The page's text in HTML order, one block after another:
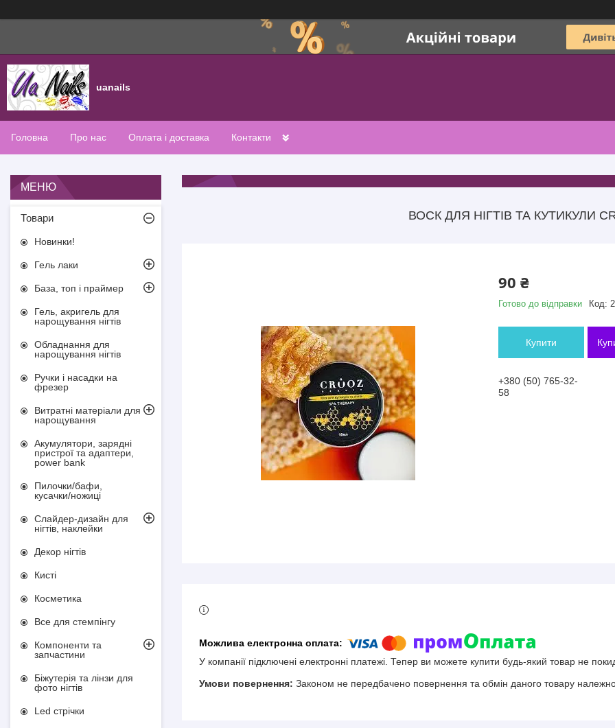
uanails
Головна Про нас Оплата і доставка Контакти
ВОСК ДЛЯ НІГТІВ ТА КУТИКУЛИ
90 ₴
Готово до відправки Код:
Купити
+380 (50) 765-32-
58
У компанії підключені електронні платежі. Тепер ви можете купити будь-який товар не
Законом не передбачено повернення та обмін даного товару
Товари
Новинки!
Гель лаки
База, топ і праймер
Гель, акригель для
нарощування нігтів
Обладнання для
нарощування нігтів
Ручки і насадки на
фрезер
Витратні матеріали для
нарощування
Акумулятори, зарядні
пристрої та адаптери,
power bank
Пилочки/бафи,
кусачки/ножиці
Слайдер-дизайн для
нігтів, наклейки
Декор нігтів
Кисті
Косметика
Все для стемпінгу
Компоненти та
запчастини
Біжутерія та лінзи для
фото нігтів
Led стрічки